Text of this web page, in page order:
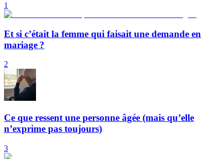
1
Et si c’était la femme qui faisait une demande en
mariage ?
2
Ce que ressent une personne âgée (mais qu’elle
n’exprime pas toujours)
3